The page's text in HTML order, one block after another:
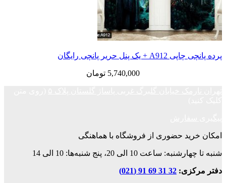
پرده پانچی چاپی A912 + یک پنل حریر پانچی رایگان
5,740,000 تومان
امکان خرید حضوری از فروشگاه با هماهنگی
شنبه تا چهارشنبه: ساعت 10 الی 20، پنج شنبه‌ها: 10 الی 14
دفتر مرکزی:32 31 69 91 (021)